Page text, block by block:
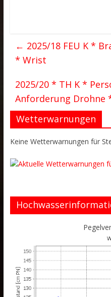
← 2025/18 FEU K *
* Wrist
2025/20 * TH K *
Anforderung Drohne
Wetterwarnungen
Keine Wetterwarnungen für